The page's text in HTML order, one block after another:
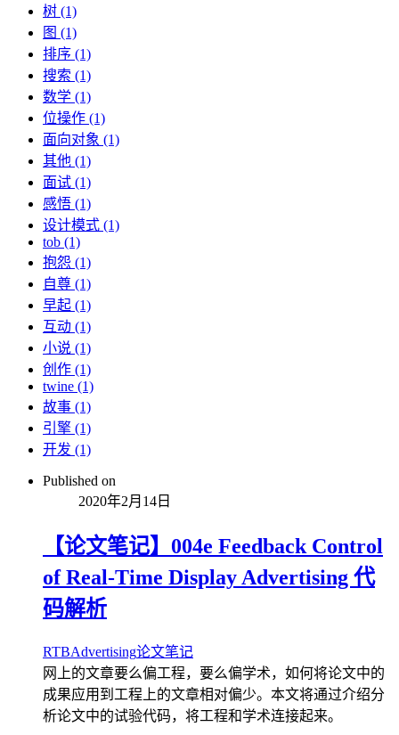
树 (1)
图 (1)
排序 (1)
搜索 (1)
数学 (1)
位操作 (1)
面向对象 (1)
其他 (1)
面试 (1)
感悟 (1)
设计模式 (1)
tob (1)
抱怨 (1)
自尊 (1)
早起 (1)
互动 (1)
小说 (1)
创作 (1)
twine (1)
故事 (1)
引擎 (1)
开发 (1)
Published on
2020年2月14日
【论文笔记】004e Feedback Control
of Real-Time Display Advertising 代
码解析
RTBAdvertising论文笔记
网上的文章要么偏工程，要么偏学术，如何将论文中的
成果应用到工程上的文章相对偏少。本文将通过介绍分
析论文中的试验代码，将工程和学术连接起来。